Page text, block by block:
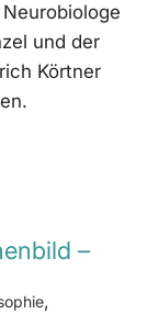
und der
Körtner
–
,